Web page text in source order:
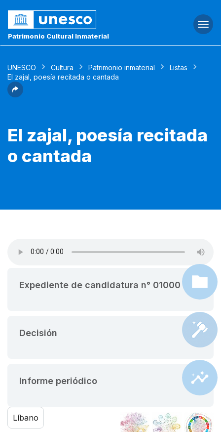
Patrimonio Cultural Inmaterial
UNESCO Cultura Patrimonio inmaterial
Listas
El zajal, poesía recitada o cantada
El zajal, poesía recitada
o cantada
Expediente de candidatura n° 01000
Decisión
Informe periódico
Líbano